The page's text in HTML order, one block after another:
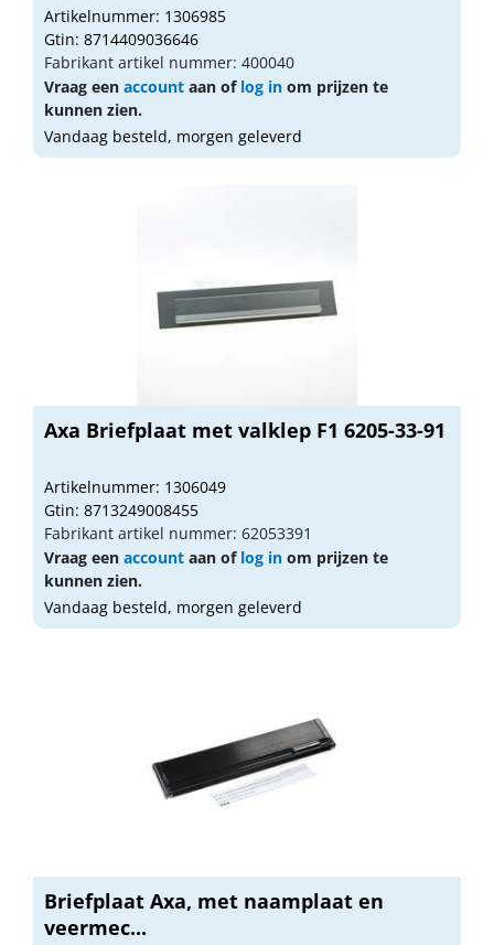
Artikelnummer: 1306985
Gtin: 8714409036646
Fabrikant artikel nummer: 400040
Vraag een account aan of log in om prijzen te
kunnen zien.
Vandaag besteld, morgen geleverd
Axa Briefplaat met valklep F1 6205-33-91
Artikelnummer: 1306049
Gtin: 8713249008455
Fabrikant artikel nummer: 62053391
Vraag een account aan of log in om prijzen te
kunnen zien.
Vandaag besteld, morgen geleverd
Briefplaat Axa, met naamplaat en
veermec...